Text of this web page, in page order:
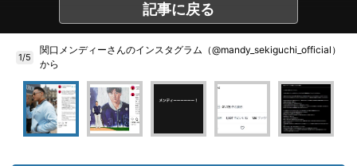
記事に戻る
1/5
関口メンディーさんのインスタグラム（@mandy_sekiguchi_official）
から